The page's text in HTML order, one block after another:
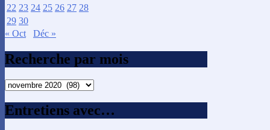
22 23 24 25 26 27 28
29 30
« Oct
Déc »
Recherche par mois
Recherche
mois
Entretiens avec…